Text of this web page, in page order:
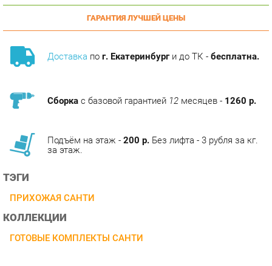
Доставкапог. Екатеринбурги до ТК -бесплатна.
ТЭГИ
ОПИСАНИЕ